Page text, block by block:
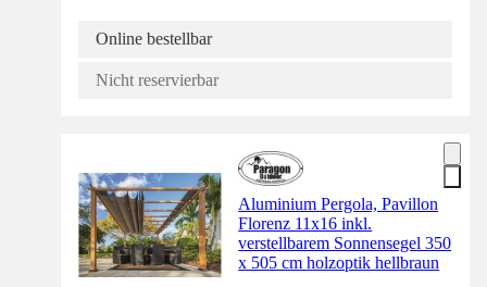
Online bestellbar
Nicht reservierbar
Aluminium Pergola, Pavillon
Florenz 11x16 inkl.
verstellbarem Sonnensegel 350
x 505 cm holzoptik hellbraun